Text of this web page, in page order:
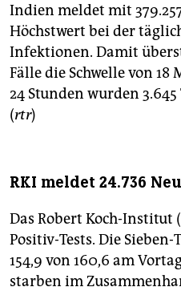
Indien meldet mit
Höchstwert bei der
Infektionen. Damit
Fälle die Schwelle von
24 Stunden wurden
(rtr)
RKI meldet 24.736
Das Robert Koch-Institut
Positiv-Tests. Die
154,9 von 160,6 am
starben im